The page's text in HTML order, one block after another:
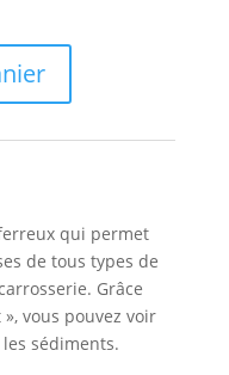
qui permet
de tous types de
Grâce
vous pouvez voir
sédiments.